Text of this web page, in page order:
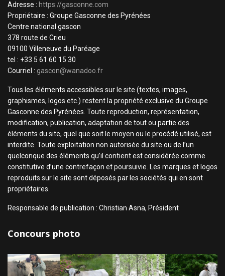
Adresse : https://gasconne.com
Propriétaire : Groupe Gasconne des Pyrénées
Centre national gascon
378 route de Crieu
09100 Villeneuve du Paréage
tel : +33 5 61 60 15 30
Courriel : gascon@wanadoo.fr
Tous les éléments accessibles sur le site (textes, images,
graphismes, logos etc.) restent la propriété exclusive du Groupe
Gasconne des Pyrénées. Toute reproduction, représentation,
modification, publication, adaptation de tout ou partie des
éléments du site, quel que soit le moyen ou le procédé utilisé, est
interdite. Toute exploitation non autorisée du site ou de l’un
quelconque des éléments qu’il contient est considérée comme
constitutive d’une contrefaçon et poursuivie. Les marques et logos
reproduits sur le site sont déposés par les sociétés qui en sont
propriétaires.
Responsable de publication : Christian Asna, Président
Concours photo